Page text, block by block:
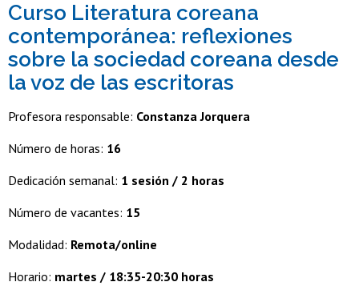
Curso Literatura coreana
contemporánea: reflexiones
sobre la sociedad coreana desde
la voz de las escritoras
Profesora responsable: Constanza Jorquera
Número de horas: 16
Dedicación semanal: 1 sesión / 2 horas
Número de vacantes: 15
Modalidad: Remota/online
Horario: martes / 18:35-20:30 horas